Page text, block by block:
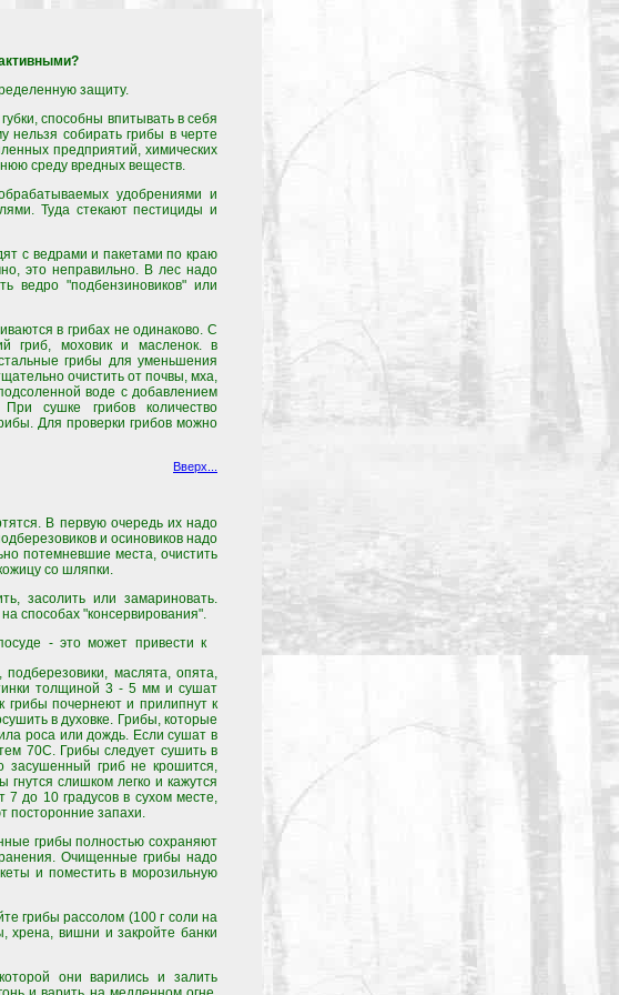
защиту.
способны впитывать в себя
нельзя собирать грибы в черте
предприятий, химических
среду вредных веществ.
удобрениями и
Туда стекают пестициды и
с ведрами и пакетами по краю
это неправильно. В лес надо
ведро "подбензиновиков" или
в грибах не одинаково. С
гриб, моховик и масленок. в
грибы для уменьшения
очистить от почвы, мха,
воде с добавлением
сушке грибов количество
Для проверки грибов можно
Вверх...
В первую очередь их надо
и осиновиков надо
потемневшие места, очистить
со шляпки.
засолить или замариновать.
способах "консервирования".
- это может привести к
маслята, опята,
толщиной 3 - 5 мм и сушат
грибы почернеют и прилипнут к
в духовке. Грибы, которые
роса или дождь. Если сушат в
70С. Грибы следует сушить в
засушенный гриб не крошится,
слишком легко и кажутся
до 10 градусов в сухом месте,
посторонние запахи.
грибы полностью сохраняют
Очищенные грибы надо
и поместить в морозильную
грибы рассолом (100 г соли на
хрена, вишни и закройте банки
они варились и залить